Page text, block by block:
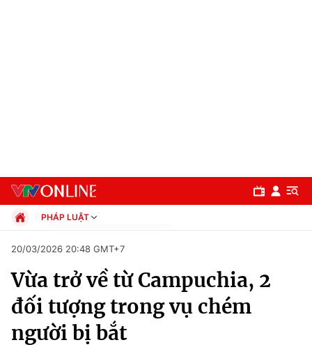
Chuyên mục
Chính trị
PHÁP LUẬT
Xã hội
Pháp luật
Thể thao
Truyền hình
Văn hóa - Giải trí
20/03/2026 20:48 GMT+7
Vừa trở về từ Campuchia, 2
đối tượng trong vụ chém
người bị bắt